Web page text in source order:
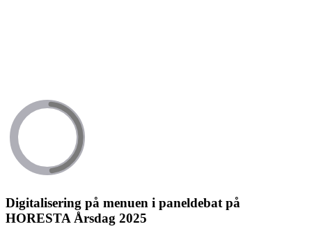
Digitalisering på menuen i paneldebat på
HORESTA Årsdag 2025